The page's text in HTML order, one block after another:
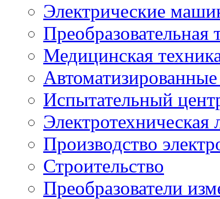
Электрические
Преобразовательная
Медицинская
Испытательный
Электротехническая
Производство
Строительство
Преобразователи